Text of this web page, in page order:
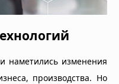
наметились изменения
производства. Но